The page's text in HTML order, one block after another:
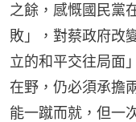
之餘，感慨國民黨
敗」，對蔡政府改
立的和平交往局面
在野，仍必須承擔
能一蹴而就，但一